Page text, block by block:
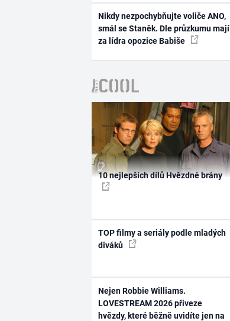
Nikdy nezpochybňujte voliče ANO,
smál se Staněk. Dle průzkumu mají
za lídra opozice Babiše
10 nejlepších dílů Hvězdné brány
TOP filmy a seriály podle mladých
diváků
Nejen Robbie Williams.
LOVESTREAM 2026 přiveze
hvězdy, které běžně uvidíte jen na